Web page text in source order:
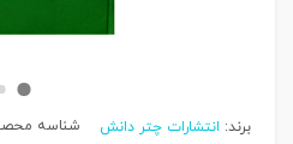
برند: انتشارات چتر دانش شناسه